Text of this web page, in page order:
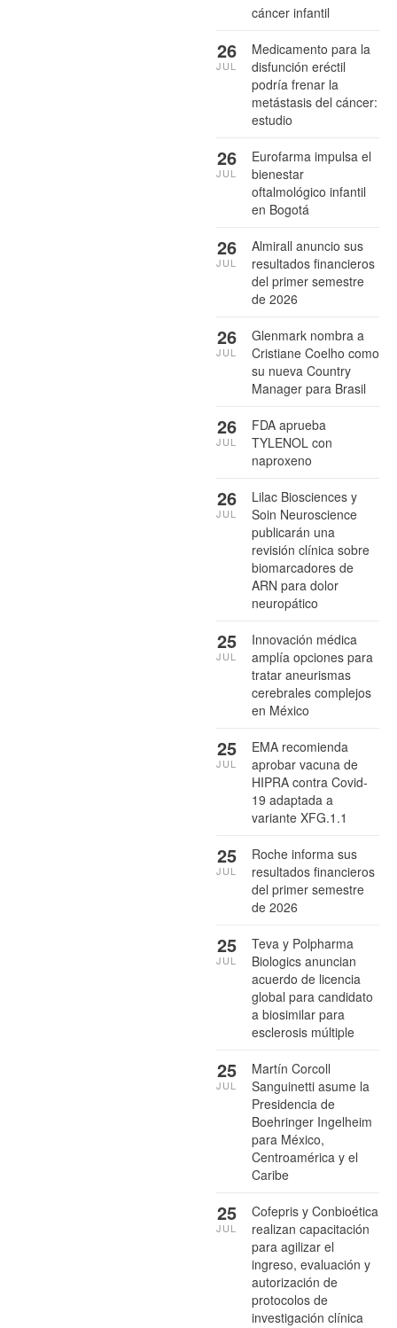
cáncer infantil
Medicamento para la
disfunción eréctil
podría frenar la
metástasis del cáncer:
estudio
26
JUL
Eurofarma impulsa el
bienestar
oftalmológico infantil
en Bogotá
26
JUL
Almirall anuncio sus
resultados financieros
del primer semestre
de 2026
26
JUL
Glenmark nombra a
Cristiane Coelho como
su nueva Country
Manager para Brasil
26
JUL
FDA aprueba
TYLENOL con
naproxeno
26
JUL
Lilac Biosciences y
Soin Neuroscience
publicarán una
revisión clínica sobre
biomarcadores de
ARN para dolor
neuropático
26
JUL
Innovación médica
amplía opciones para
tratar aneurismas
cerebrales complejos
en México
25
JUL
EMA recomienda
aprobar vacuna de
HIPRA contra Covid-
19 adaptada a
variante XFG.1.1
25
JUL
Roche informa sus
resultados financieros
del primer semestre
de 2026
25
JUL
Teva y Polpharma
Biologics anuncian
acuerdo de licencia
global para candidato
a biosimilar para
esclerosis múltiple
25
JUL
Martín Corcoll
Sanguinetti asume la
Presidencia de
Boehringer Ingelheim
para México,
Centroamérica y el
Caribe
25
JUL
Cofepris y Conbioética
realizan capacitación
para agilizar el
ingreso, evaluación y
autorización de
protocolos de
investigación clínica
25
JUL